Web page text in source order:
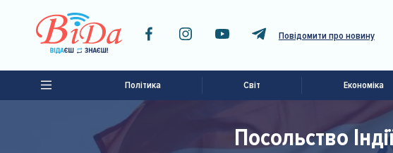
Повідомити про новину
Політика Світ Економіка
Посольство